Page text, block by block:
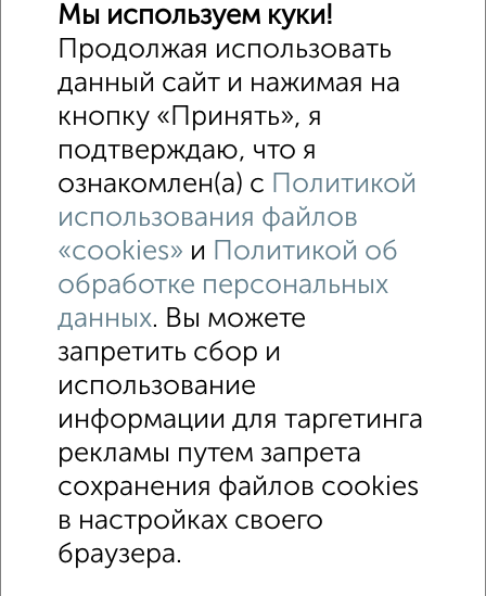
Машиноместа в паркинге Без посредников
Контакты
Политика конфиденциальности
Пользовательское соглашение
Ульяновск, улица Тельмана 42
© 2015–2026
Сайт-доска объявлений недвижимости
Реклама на портале
Новости
Мы используем куки!
Продолжая использовать
данный сайт и нажимая на
кнопку «Принять», я
подтверждаю, что я
ознакомлен(а) с Политикой
использования файлов
«cookies» и Политикой об
обработке персональных
данных. Вы можете
запретить сбор и
использование
информации для таргетинга
рекламы путем запрета
сохранения файлов cookies
в настройках своего
браузера.